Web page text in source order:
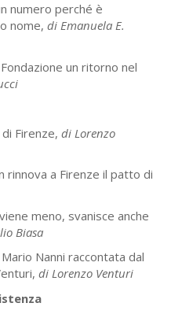
numero perché è
nome, di Emanuela E.
un ritorno nel
Firenze, di Lorenzo
rinnova a Firenze il patto di
meno, svanisce anche
Biasa
Nanni raccontata dal
di Lorenzo Venturi